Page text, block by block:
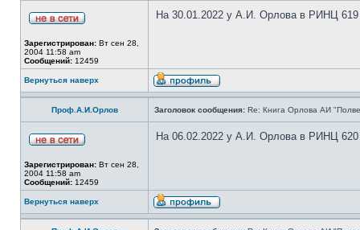
Зарегистрирован: Вт сен 28,
2004 11:58 am
Сообщений: 12459
На 30.01.2022 у А.И. Орлова в РИНЦ 619
Вернуться наверх
Проф.А.И.Орлов Заголовок сообщения: Re: Книга Орлова АИ
Зарегистрирован: Вт сен 28,
2004 11:58 am
Сообщений: 12459
На 06.02.2022 у А.И. Орлова в РИНЦ 620
Вернуться наверх